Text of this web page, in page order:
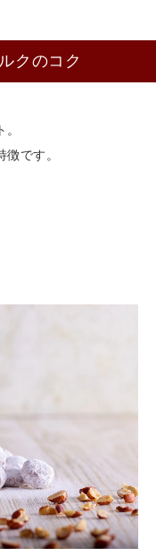
クのコク
です。